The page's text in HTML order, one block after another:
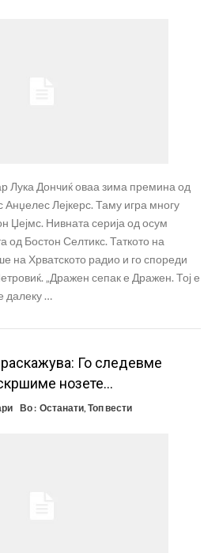
Лука Дончиќ оваа зима премина од
Лејкерс. Таму игра многу
Џејмс. Нивната серија од осум
од Бостон Селтикс. Таткото на
на Хрватското радио и го спореди
„Дражен сепак е Дражен. Тој е
далеку …
Го следевме
нозете…
Во : Останати,Топ вести